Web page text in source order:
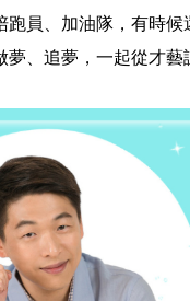
跑員、加油隊，有時
夢、追夢，一起從才藝